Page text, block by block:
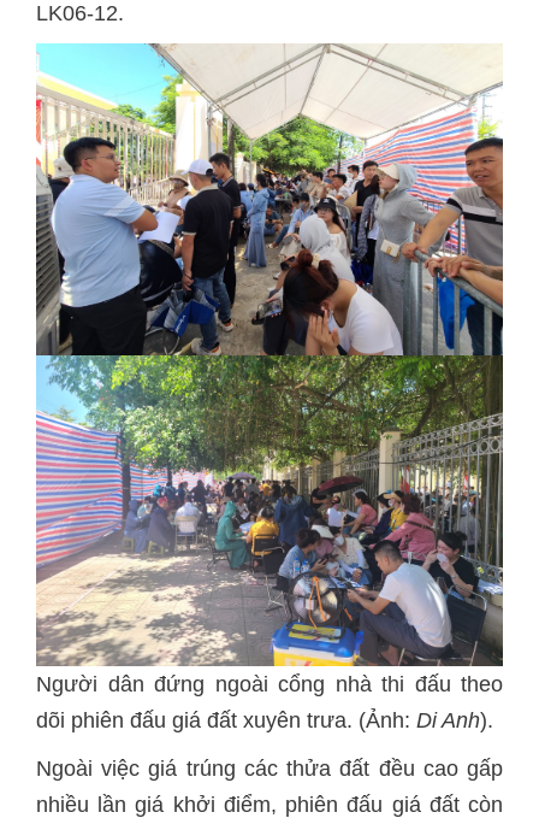
LK06-12.
Người dân đứng ngoài cổng nhà thi đấu theo
dõi phiên đấu giá đất xuyên trưa. (Ảnh: Di Anh).
Ngoài việc giá trúng các thửa đất đều cao gấp
nhiều lần giá khởi điểm, phiên đấu giá đất còn